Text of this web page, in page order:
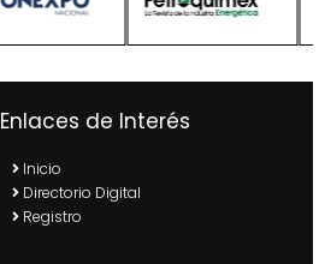
Enlaces de Interés
Inicio
Directorio Digital
Registro